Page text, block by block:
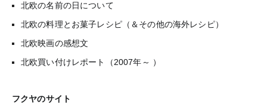
北欧の名前の日について
北欧の料理とお菓子レシピ（＆その他の海外レシピ）
北欧映画の感想文
北欧買い付けレポート（2007年～ ）
フクヤのサイト